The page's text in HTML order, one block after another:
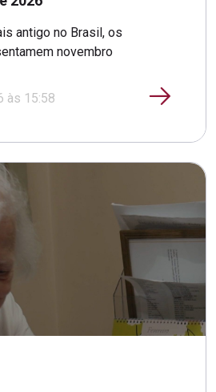
antigo no Brasil, os
novembro
às 15:58